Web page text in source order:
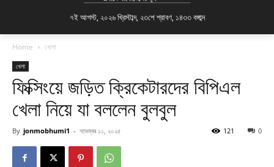
৭ই আগস্ট, ২০২৬ খ্রিস্টাব্দ, ২৩শে শ্রাবণ, ১৪৩৩ বঙ্গাব্দ
Home খেলা
খেলা
ফিক্সিংয়ে জড়িত ক্রিকেটারদের বিপিএল
খেলা নিয়ে যা বললেন বুলবুল
By jonmobhumi1 - নভেম্বর ১১, ২০২৫ 0
121